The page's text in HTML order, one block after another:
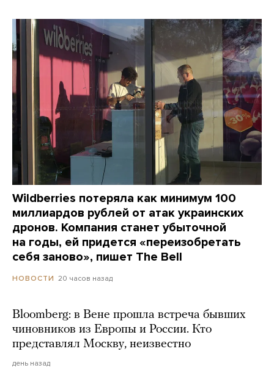
Wildberries потеряла как минимум 100
миллиардов рублей от атак украинских
дронов. Компания станет убыточной
на годы, ей придется «переизобретать
себя заново», пишет The Bell
НОВОСТИ 20 часов назад
Bloomberg: в Вене прошла встреча бывших
чиновников из Европы и России. Кто
представлял Москву, неизвестно
день назад